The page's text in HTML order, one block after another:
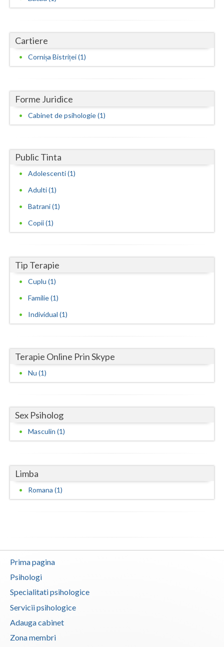
Iasi
Mehedinti
Mures
Olt
Prahova
Salaj
Satu-Mare
Sibiu
Teleorman
Tulcea
Vaslui
Vrancea
Cartiere
Cornișa Bistriței (1)
Forme Juridice
Cabinet de psihologie (1)
Public Tinta
Adolescenti (1)
Adulti (1)
Batrani (1)
Copii (1)
Tip Terapie
Cuplu (1)
Familie (1)
Individual (1)
Terapie Online Prin Skype
Nu (1)
Sex Psiholog
Masculin (1)
Limba
Romana (1)
Prima pagina
Psihologi
Specialitati psihologice
Servicii psihologice
Adauga cabinet
Zona membri